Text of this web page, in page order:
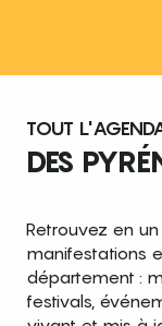
TOUT
DES
Retrouvez en un
manifestations
département :
festivals,